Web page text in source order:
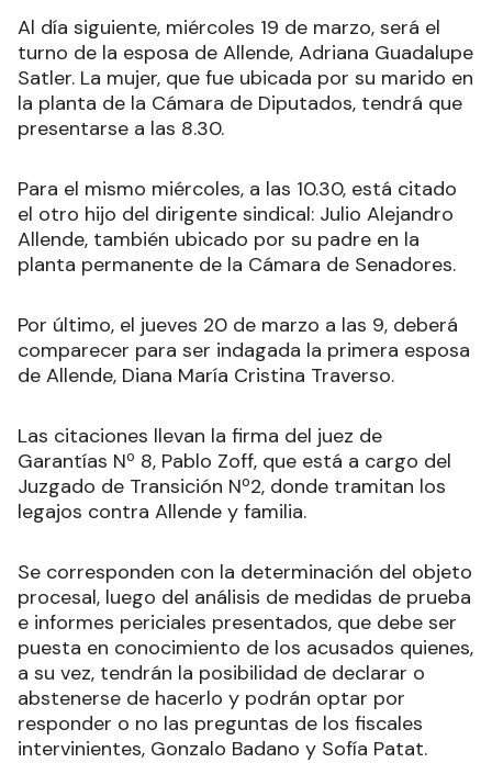
Al día siguiente, miércoles 19 de marzo, será el
turno de la esposa de Allende, Adriana Guadalupe
Satler. La mujer, que fue ubicada por su marido en
la planta de la Cámara de Diputados, tendrá que
presentarse a las 8.30.
Para el mismo miércoles, a las 10.30, está citado
el otro hijo del dirigente sindical: Julio Alejandro
Allende, también ubicado por su padre en la
planta permanente de la Cámara de Senadores.
Por último, el jueves 20 de marzo a las 9, deberá
comparecer para ser indagada la primera esposa
de Allende, Diana María Cristina Traverso.
Las citaciones llevan la firma del juez de
Garantías Nº 8, Pablo Zoff, que está a cargo del
Juzgado de Transición Nº2, donde tramitan los
legajos contra Allende y familia.
Se corresponden con la determinación del objeto
procesal, luego del análisis de medidas de prueba
e informes periciales presentados, que debe ser
puesta en conocimiento de los acusados quienes,
a su vez, tendrán la posibilidad de declarar o
abstenerse de hacerlo y podrán optar por
responder o no las preguntas de los fiscales
intervinientes, Gonzalo Badano y Sofía Patat.